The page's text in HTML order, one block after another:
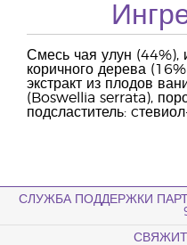
Смесь чая улун (44%),
коричного дерева
экстракт из плодов
(Boswellia serrata),
подсластитель:
СЛУЖБА ПОДДЕРЖКИ